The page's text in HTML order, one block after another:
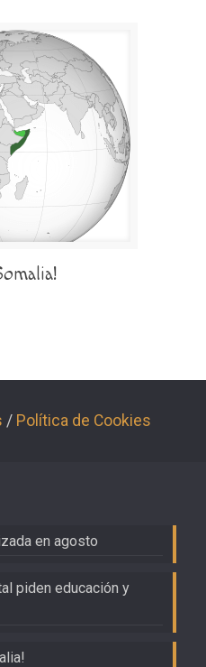
/ Política de Cookies
en agosto
piden educación y